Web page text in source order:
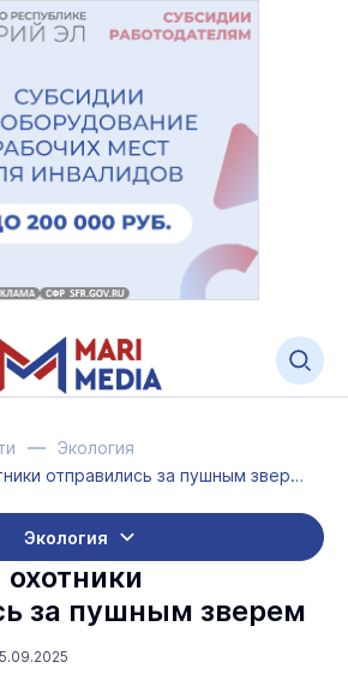
Экология
В Марий Эл охотники отправились за пушным зверем
Экология
за пушным зверем